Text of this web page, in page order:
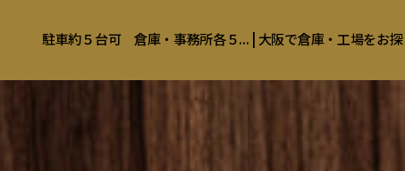
駐車約５台可 倉庫・事務所各５... | 大阪で倉庫・工場をお